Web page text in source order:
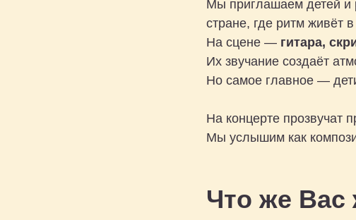
Мы приглашаем детей и
стране, где ритм живёт
На сцене — гитара,
Их звучание создаёт
Но самое главное —
На концерте прозвучат
Мы услышим как
Что же Вас